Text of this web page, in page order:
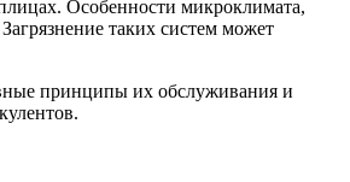
Особенности микроклимата,
таких систем может
принципы их обслуживания и